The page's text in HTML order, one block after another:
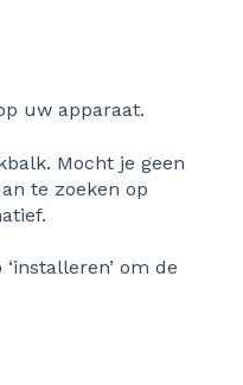
uw apparaat.
Mocht je geen
te zoeken op
om de